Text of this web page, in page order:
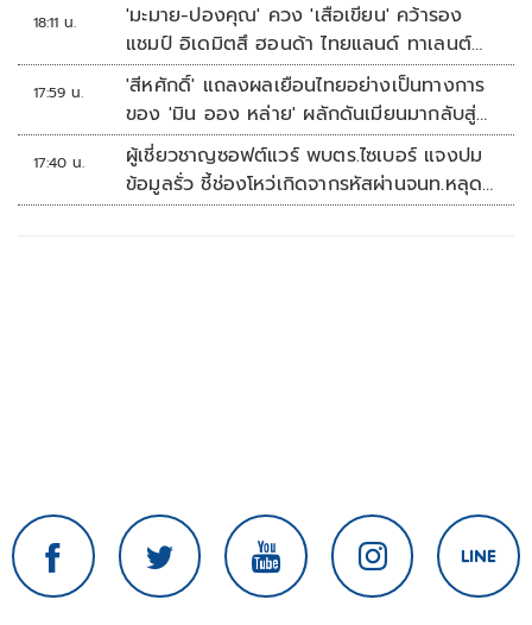
18:11 น.
'มะมาย-ปองคุณ' ควง 'เสือเขียน' คว้ารอง
แชมป์ อิเดมิตสึ ฮอนด้า ไทยแลนด์ ทาเลนต์
คัพ สนาม 3
17:59 น.
'สีหศักดิ์' แถลงผลเยือนไทยอย่างเป็นทางการ
ของ 'มิน ออง หล่าย' ผลักดันเมียนมากลับสู่
อาเซียน
17:40 น.
ผู้เชี่ยวชาญซอฟต์แวร์ พบตร.ไซเบอร์ แจงปม
ข้อมูลรั่ว ชี้ช่องโหว่เกิดจากรหัสผ่านจนท.หลุด
ไม่ใช่ถูกแฮกระบบ